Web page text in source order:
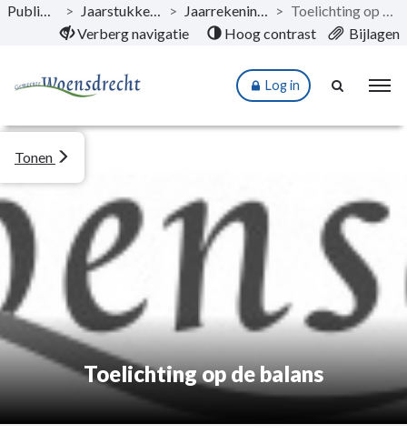
Naar hoofdinhoud
Publicaties > Jaarstukken 2024 > Jaarrekening 2024 >
Toelichting op de balans
Verberg navigatie
Hoog contrast Bijlagen
Log in
Toelichting op de balans
Tonen